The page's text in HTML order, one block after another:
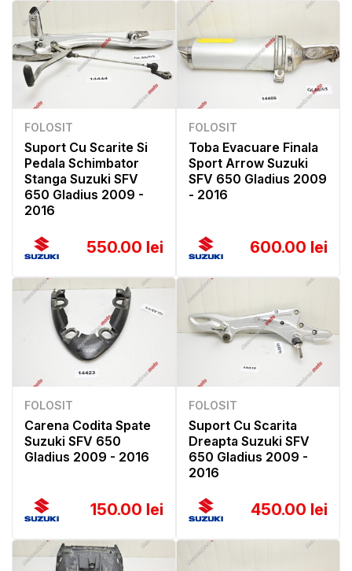
FOLOSIT
Suport Cu Scarite Si
Pedala Schimbator
Stanga Suzuki SFV
650 Gladius 2009 -
2016
550.00 lei
FOLOSIT
Toba Evacuare Finala
Sport Arrow Suzuki
SFV 650 Gladius 2009
- 2016
600.00 lei
FOLOSIT
Carena Codita Spate
Suzuki SFV 650
Gladius 2009 - 2016
150.00 lei
FOLOSIT
Suport Cu Scarita
Dreapta Suzuki SFV
650 Gladius 2009 -
2016
450.00 lei